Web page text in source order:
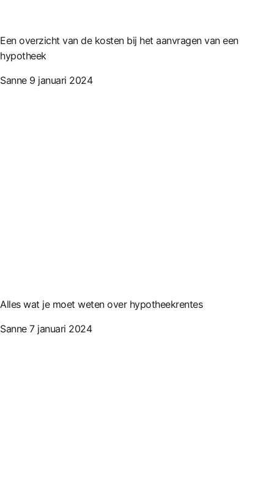
Een overzicht van de kosten bij het aanvragen van een
hypotheek
Sanne 9 januari 2024
Alles wat je moet weten over hypotheekrentes
Sanne 7 januari 2024